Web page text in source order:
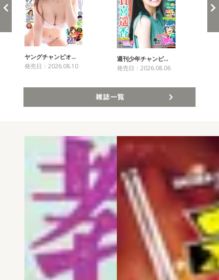
ヤングチャンピオ…
発売日：2026.08.10
週刊少年チャンピ…
発売日：2026.08.06